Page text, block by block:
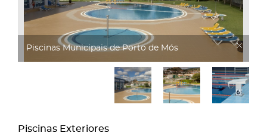
Piscinas Municipais
Piscinas Exteriores